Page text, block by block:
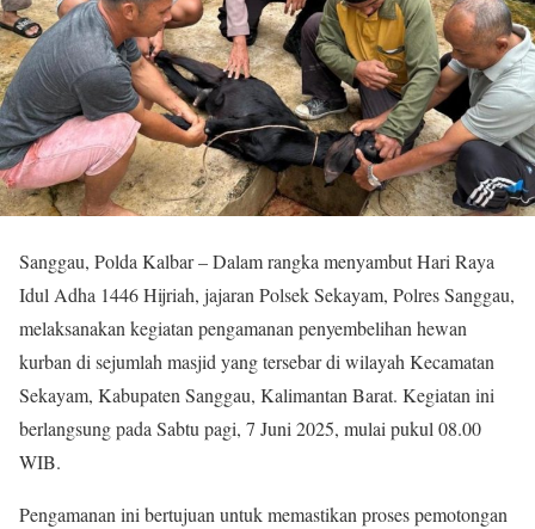
Sanggau, Polda Kalbar – Dalam rangka menyambut Hari Raya
Idul Adha 1446 Hijriah, jajaran Polsek Sekayam, Polres Sanggau,
melaksanakan kegiatan pengamanan penyembelihan hewan
kurban di sejumlah masjid yang tersebar di wilayah Kecamatan
Sekayam, Kabupaten Sanggau, Kalimantan Barat. Kegiatan ini
berlangsung pada Sabtu pagi, 7 Juni 2025, mulai pukul 08.00
WIB.
Pengamanan ini bertujuan untuk memastikan proses pemotongan